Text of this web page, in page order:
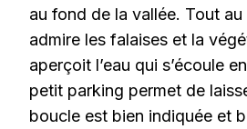
au fond de la vallée. Tout
admire les falaises et la
aperçoit l’eau qui s’écoule
petit parking permet de
boucle est bien indiquée et